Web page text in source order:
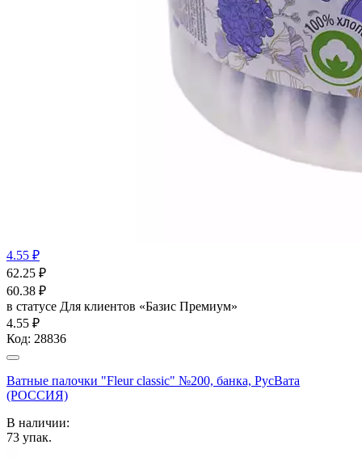
4.55 ₽
62.25 ₽
60.38 ₽
в статусе Для клиентов «Базис Премиум»
4.55 ₽
Код: 28836
Ватные палочки "Fleur classic" №200, банка, РусВата
(РОССИЯ)
В наличии:
73 упак.